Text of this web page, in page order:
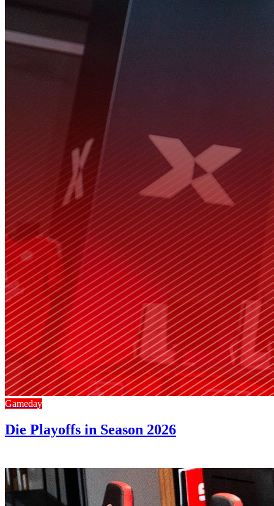
Gameday
Die Playoffs in Season 2026